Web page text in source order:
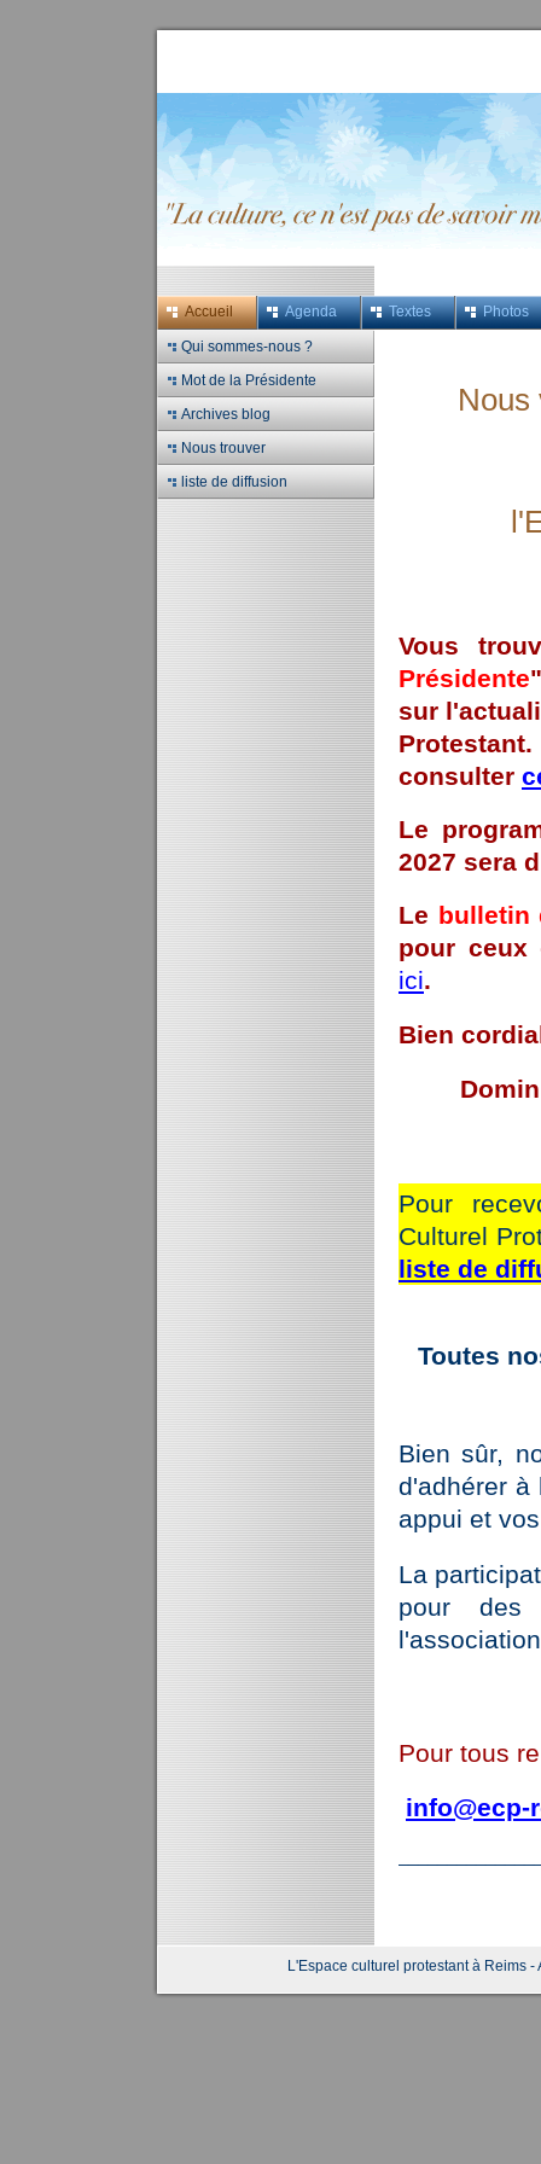
Accueil Agenda Textes Photos
Qui sommes-nous ?
Mot de la Présidente
Archives blog
Nous trouver
liste de diffusion
Nous
Vous
Présidente
sur
consulter
Le
2027 sera
Le bulletin
pour ceux
ici.
Bien
Pour
Culturel
liste de
Toutes
Bien sûr,
d'adhérer à
appui et
La
pour des
Pour tous
info@ecp-
L'Espace culturel protestant à Reims